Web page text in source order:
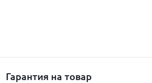
Гарантия на товар